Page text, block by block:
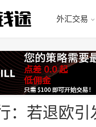
外汇交易
：若退欧